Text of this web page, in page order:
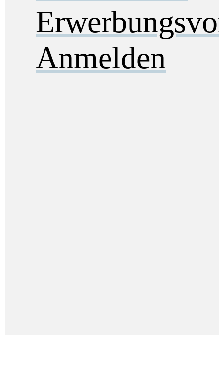
Anmelden